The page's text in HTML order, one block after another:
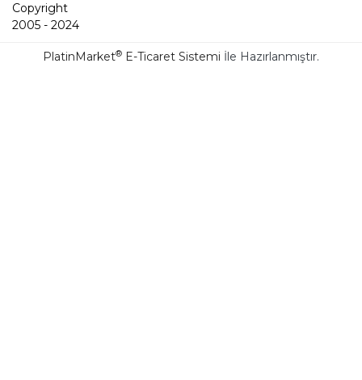
Copyright
2005 - 2024
PlatinMarket® E-Ticaret Sistemi İle Hazırlanmıştır.